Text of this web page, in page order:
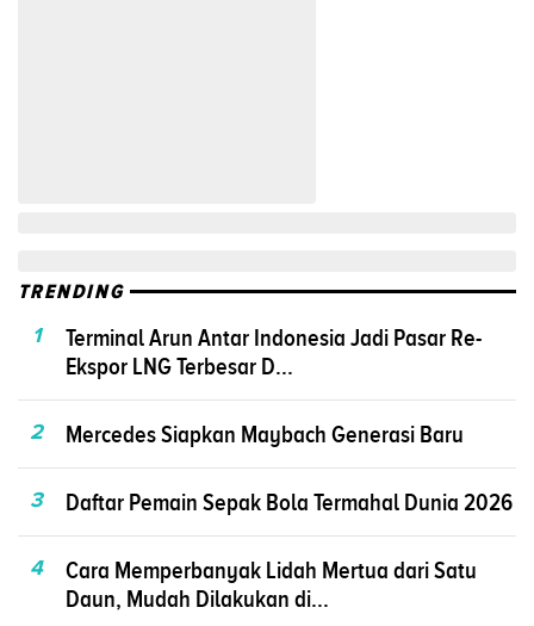
TRENDING
1
Terminal Arun Antar Indonesia Jadi Pasar Re-
Ekspor LNG Terbesar D...
2 Mercedes Siapkan Maybach Generasi Baru
3 Daftar Pemain Sepak Bola Termahal Dunia 2026
4
Cara Memperbanyak Lidah Mertua dari Satu
Daun, Mudah Dilakukan di...